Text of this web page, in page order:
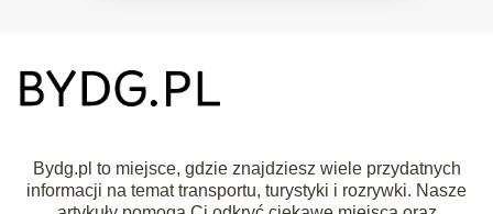
Bydg.pl to miejsce, gdzie znajdziesz wiele przydatnych
informacji na temat transportu, turystyki i rozrywki. Nasze